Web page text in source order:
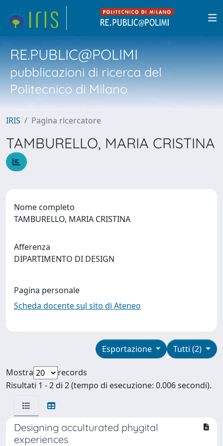
RE.PUBLIC@POLIMI
pubblicazioni di ricerca del
Politecnico di Milano
IRIS Pagina ricercatore
TAMBURELLO, MARIA CRISTINA
Nome completo
TAMBURELLO, MARIA CRISTINA
Afferenza
DIPARTIMENTO DI DESIGN
Pagina personale
Scheda docente sul sito di Ateneo
Tutti (2)
Esportazione
Mostra
records
Risultati 1 - 2 di 2 (tempo di esecuzione: 0.006 secondi).
Designing acculturated phygital
experiences